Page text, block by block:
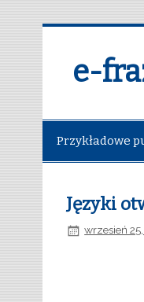
e-
Przykładowe
Języki
wrzesień